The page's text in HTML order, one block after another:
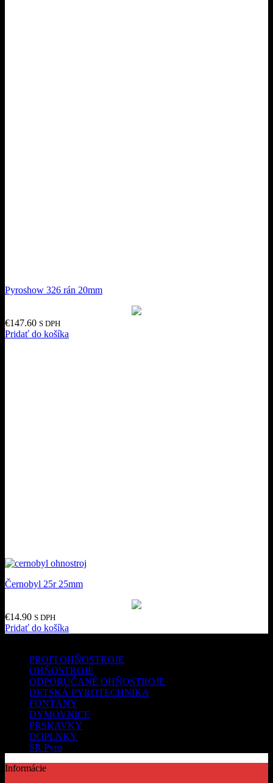
Pyroshow 326 rán 20mm
€147.60 S DPH
Pridať do košíka
Černobyl 25r 25mm
€14.90 S DPH
Pridať do košíka
PROFI OHŇOSTROJE
OHŇOSTROJE
ODPORÚČANÉ OHŇOSTROJE
DETSKÁ PYROTECHNIKA
FONTÁNY
DYMOVNICE
PRSKAVKY
DOPLNKY
SR Pyro
Informácie